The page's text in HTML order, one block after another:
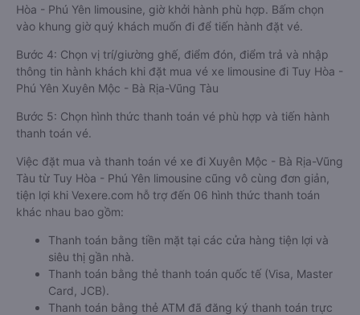
Hòa - Phú Yên limousine, giờ khởi hành phù hợp. Bấm chọn
vào khung giờ quý khách muốn đi để tiến hành đặt vé.
Bước 4: Chọn vị trí/giường ghế, điểm đón, điểm trả và nhập
thông tin hành khách khi đặt mua vé xe limousine đi Tuy Hòa -
Phú Yên Xuyên Mộc - Bà Rịa-Vũng Tàu
Bước 5: Chọn hình thức thanh toán vé phù hợp và tiến hành
thanh toán vé.
Việc đặt mua và thanh toán vé xe đi Xuyên Mộc - Bà Rịa-Vũng
Tàu từ Tuy Hòa - Phú Yên limousine cũng vô cùng đơn giản,
tiện lợi khi Vexere.com hỗ trợ đến 06 hình thức thanh toán
khác nhau bao gồm:
Thanh toán bằng tiền mặt tại các cửa hàng tiện lợi và
siêu thị gần nhà.
Thanh toán bằng thẻ thanh toán quốc tế (Visa, Master
Card, JCB).
Thanh toán bằng thẻ ATM đã đăng ký thanh toán trực